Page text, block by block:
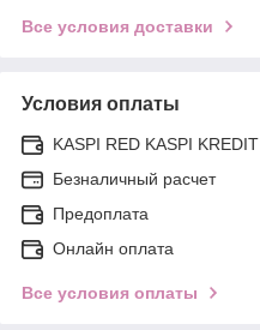
Все условия доставки
Условия оплаты
KASPI RED KASPI KREDIT
Безналичный расчет
Предоплата
Онлайн оплата
Все условия оплаты